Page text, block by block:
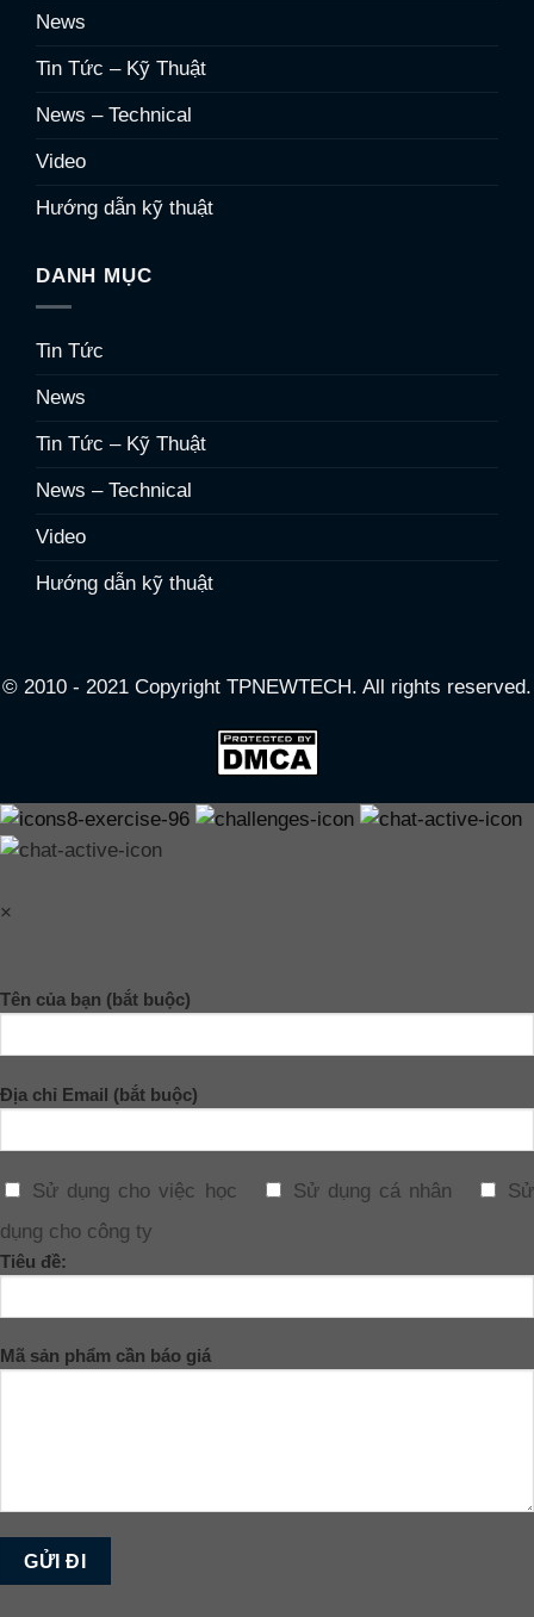
News
Tin Tức – Kỹ Thuật
News – Technical
Video
Hướng dẫn kỹ thuật
DANH MỤC
Tin Tức
News
Tin Tức – Kỹ Thuật
News – Technical
Video
Hướng dẫn kỹ thuật
© 2010 - 2021 Copyright TPNEWTECH. All rights reserved.
×
Tên của bạn (bắt buộc)
Địa chỉ Email (bắt buộc)
Sử dụng cho việc học Sử dụng cá nhân
Sử
dụng cho công ty
Tiêu đề:
Mã sản phẩm cần báo giá